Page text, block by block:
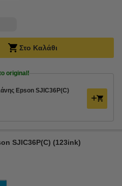
Στο Καλάθι
original!
Epson SJIC36P(C)
SJIC36P(C) (123ink)